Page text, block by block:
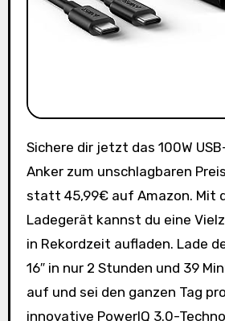
Sichere dir jetzt das 100W USB-C Ladegerät von
Anker zum unschlagbaren
statt 45,99€ auf Amazon. Mit
Ladegerät kannst du eine
in Rekordzeit aufladen. Lade
16″ in nur 2 Stunden und 39
auf und sei den ganzen Tag
innovative PowerIQ 3.0-